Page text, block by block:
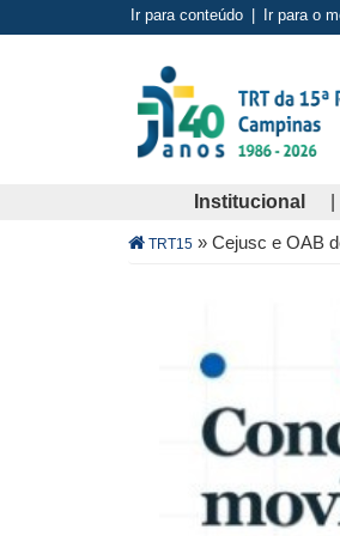
Ir para conteúdo Ir para o
Institucional
Trilha
TRT15 » Cejusc e OAB